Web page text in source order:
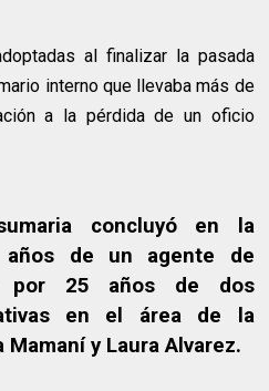
al finalizar la pasada
interno que llevaba más de
a la pérdida de un oficio
concluyó en la
años de un agente de
por 25 años de dos
en el área de la
y Laura Alvarez.